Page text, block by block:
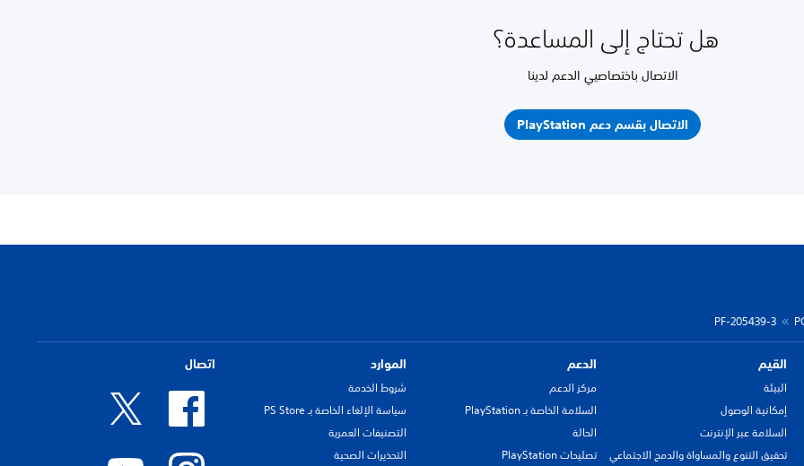
هل تحتاج إلى المساعدة؟
الاتصال باختصاصيي الدعم لدينا
الاتصال بقسم دعم PlayStation
PF-205439-3
القيم
البيئة
إمكانية الوصول
السلامة عبر الإنترنت
تحقيق التنوع والمساواة والدمج الاجتماعي
الدعم
مركز الدعم
السلامة الخاصة بـ PlayStation
الحالة
تصليحات PlayStation
الموارد
شروط الخدمة
سياسة الإلغاء الخاصة بـ PS Store
التصنيفات العمرية
التحذيرات الصحية
اتصال